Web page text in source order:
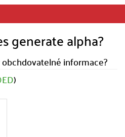
generate alpha?
informace?
)